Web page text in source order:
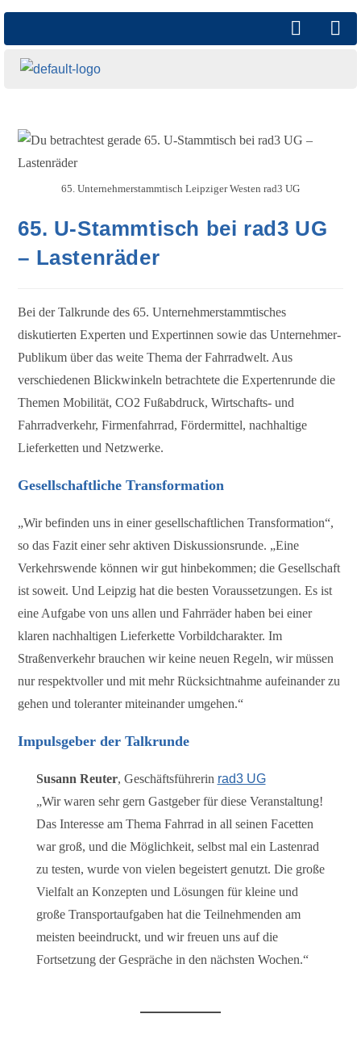
65. Unternehmerstammtisch Leipziger Westen rad3 UG
65. U-Stammtisch bei rad3 UG
– Lastenräder
Bei der Talkrunde des 65. Unternehmerstammtisches
diskutierten Experten und Expertinnen sowie das Unternehmer-
Publikum über das weite Thema der Fahrradwelt. Aus
verschiedenen Blickwinkeln betrachtete die Expertenrunde die
Themen Mobilität, CO2 Fußabdruck, Wirtschafts- und
Fahrradverkehr, Firmenfahrrad, Fördermittel, nachhaltige
Lieferketten und Netzwerke.
Gesellschaftliche Transformation
„Wir befinden uns in einer gesellschaftlichen Transformation“,
so das Fazit einer sehr aktiven Diskussionsrunde. „Eine
Verkehrswende können wir gut hinbekommen; die Gesellschaft
ist soweit. Und Leipzig hat die besten Voraussetzungen. Es ist
eine Aufgabe von uns allen und Fahrräder haben bei einer
klaren nachhaltigen Lieferkette Vorbildcharakter. Im
Straßenverkehr brauchen wir keine neuen Regeln, wir müssen
nur respektvoller und mit mehr Rücksichtnahme aufeinander zu
gehen und toleranter miteinander umgehen.“
Impulsgeber der Talkrunde
Susann Reuter, Geschäftsführerin rad3 UG
„Wir waren sehr gern Gastgeber für diese Veranstaltung!
Das Interesse am Thema Fahrrad in all seinen Facetten
war groß, und die Möglichkeit, selbst mal ein Lastenrad
zu testen, wurde von vielen begeistert genutzt. Die große
Vielfalt an Konzepten und Lösungen für kleine und
große Transportaufgaben hat die Teilnehmenden am
meisten beeindruckt, und wir freuen uns auf die
Fortsetzung der Gespräche in den nächsten Wochen.“